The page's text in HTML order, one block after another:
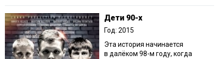
Дети 90-х
Год: 2015
Эта история начинается
в далёком 98-м году, когда